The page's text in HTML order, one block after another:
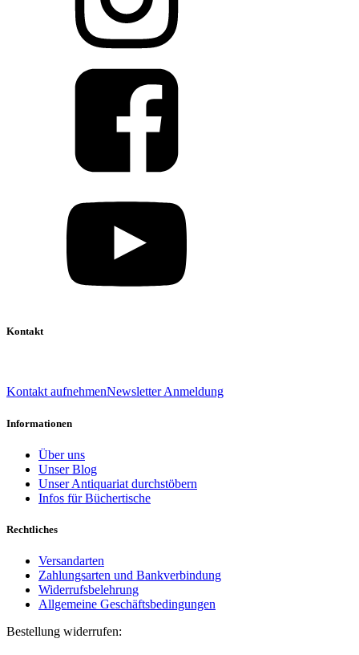
Kontakt
Kontakt aufnehmenNewsletter Anmeldung
Informationen
Über uns
Unser Blog
Unser Antiquariat durchstöbern
Infos für Büchertische
Rechtliches
Versandarten
Zahlungsarten und Bankverbindung
Widerrufsbelehrung
Allgemeine Geschäftsbedingungen
Bestellung widerrufen: